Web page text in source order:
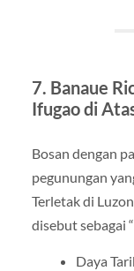
7. Banaue
Ifugao di
Bosan dengan
pegunungan
Terletak di
disebut sebagai
Daya